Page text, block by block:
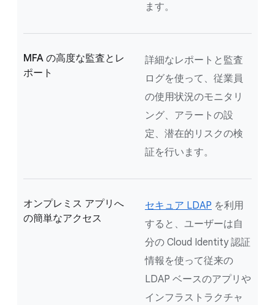
ます。
MFA の高度な監査とレ
ポート
詳細なレポートと監査
ログを使って、従業員
の使用状況のモニタリ
ング、アラートの設
定、潜在的リスクの検
証を行います。
オンプレミス アプリへ
の簡単なアクセス
セキュア LDAP を利用
すると、ユーザーは自
分の Cloud Identity 認証
情報を使って従来の
LDAP ベースのアプリや
インフラストラクチャ